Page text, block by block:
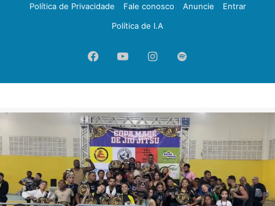
Política de Privacidade
Fale conosco Anuncie
Entrar
Política de I.A
FacebookYouTubeInstagram
Spotify